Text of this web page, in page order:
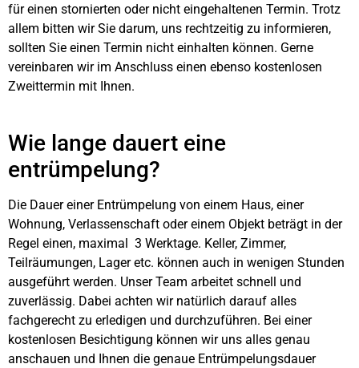
für einen stornierten oder nicht eingehaltenen Termin. Trotz
allem bitten wir Sie darum, uns rechtzeitig zu informieren,
sollten Sie einen Termin nicht einhalten können. Gerne
vereinbaren wir im Anschluss einen ebenso kostenlosen
Zweittermin mit Ihnen.
Wie lange dauert eine
entrümpelung?
Die Dauer einer Entrümpelung von einem Haus, einer
Wohnung, Verlassenschaft oder einem Objekt beträgt in der
Regel einen, maximal 3 Werktage. Keller, Zimmer,
Teilräumungen, Lager etc. können auch in wenigen Stunden
ausgeführt werden. Unser Team arbeitet schnell und
zuverlässig. Dabei achten wir natürlich darauf alles
fachgerecht zu erledigen und durchzuführen. Bei einer
kostenlosen Besichtigung können wir uns alles genau
anschauen und Ihnen die genaue Entrümpelungsdauer